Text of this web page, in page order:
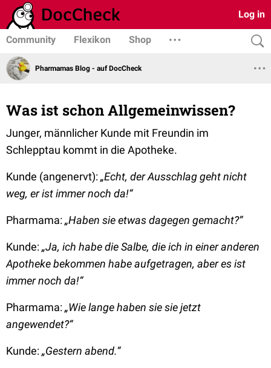
Log in
Community Flexikon Shop
Pharmamas Blog - auf DocCheck
Was ist schon Allgemeinwissen?
Junger, männlicher Kunde mit Freundin im
Schlepptau kommt in die Apotheke.
Kunde (angenervt):„Echt, der Ausschlag geht nicht
weg, er ist immer noch da!“
Pharmama:„Haben sie etwas dagegen gemacht?“
Kunde:„Ja, ich habe die Salbe, die ich in einer anderen
Apotheke bekommen habe aufgetragen, aber es ist
immer noch da!“
Pharmama:„Wie lange haben sie sie jetzt
angewendet?“
Kunde:„Gestern abend.“